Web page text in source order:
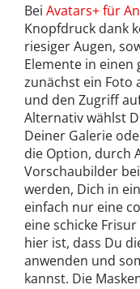
Bei Avatars+ für
Knopfdruck dank
riesiger Augen,
Elemente in einen
zunächst ein Foto
und den Zugriff
Alternativ wählst
Deiner Galerie
die Option, durch
Vorschaubilder
werden, Dich in
einfach nur eine
eine schicke
hier ist, dass Du
anwenden und
kannst. Die